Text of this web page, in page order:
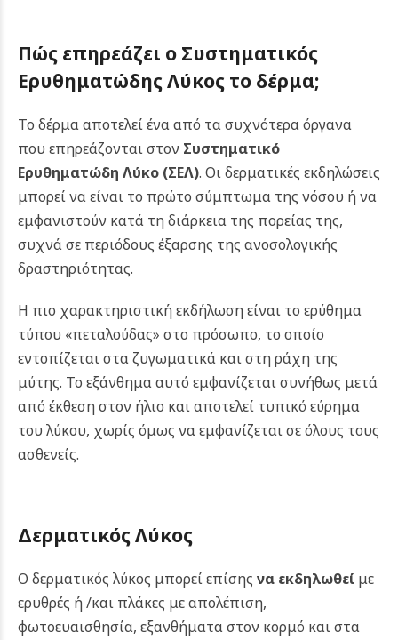
Πώς επηρεάζει ο Συστηματικός
Ερυθηματώδης Λύκος το δέρμα;
Το δέρμα αποτελεί ένα από τα συχνότερα όργανα
που επηρεάζονται στον Συστηματικό
Ερυθηματώδη Λύκο (ΣΕΛ). Οι δερματικές εκδηλώσεις
μπορεί να είναι το πρώτο σύμπτωμα της νόσου ή να
εμφανιστούν κατά τη διάρκεια της πορείας της,
συχνά σε περιόδους έξαρσης της ανοσολογικής
δραστηριότητας.
Η πιο χαρακτηριστική εκδήλωση είναι το ερύθημα
τύπου «πεταλούδας» στο πρόσωπο, το οποίο
εντοπίζεται στα ζυγωματικά και στη ράχη της
μύτης. Το εξάνθημα αυτό εμφανίζεται συνήθως μετά
από έκθεση στον ήλιο και αποτελεί τυπικό εύρημα
του λύκου, χωρίς όμως να εμφανίζεται σε όλους τους
ασθενείς.
Δερματικός Λύκος
Ο δερματικός λύκος μπορεί επίσης να εκδηλωθεί με
ερυθρές ή /και πλάκες με απολέπιση,
φωτοευαισθησία, εξανθήματα στον κορμό και στα